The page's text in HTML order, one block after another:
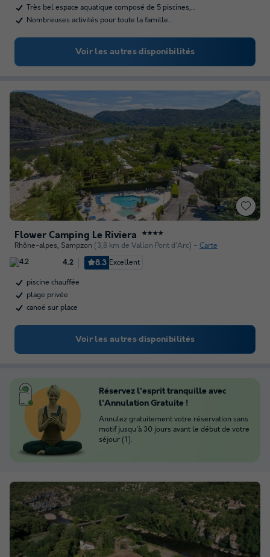
Très bel espace aquatique composé de 5 piscines,…
Nombreuses activités pour toute la famille…
Voir les autres disponibilités
Flower Camping Le Riviera ★★★★
Rhône-alpes, Sampzon (3,8 km de Vallon Pont d'Arc) Carte
4.2 8.3 Excellent
piscine chauffée
plage privée
canoë sur place
Voir les autres disponibilités
Réservez l'esprit tranquille avec
l'Annulation Gratuite !
Annulez gratuitement votre réservation sans
motif jusqu'à 30 jours avant le début de votre
séjour (1).